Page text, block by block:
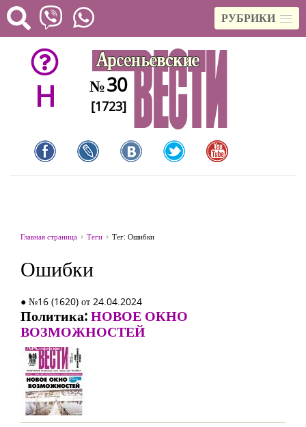
РУБРИКИ
H №30
[1723]
Главная страница Теги Тег: Ошибки
Ошибки
● №16 (1620) от 24.04.2024
Политика:НОВОЕ ОКНО
ВОЗМОЖНОСТЕЙ